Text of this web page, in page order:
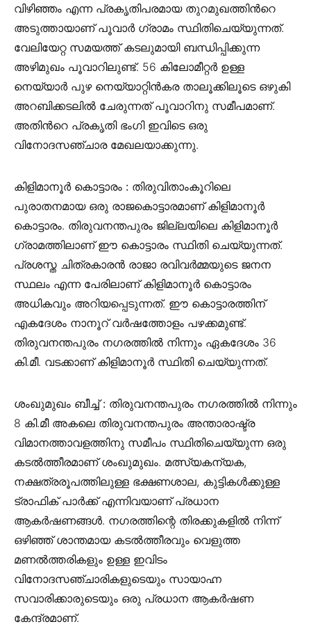
വിഴിഞ്ഞം എന്ന പ്രകൃതിപരമായ തുറമുഖത്തിൻറെ
അടുത്തായാണ്‌ പൂവാർ ഗ്രാമം സ്ഥിതിചെയ്യുന്നത്.
വേലിയേറ്റ സമയത്ത് കടലുമായി ബന്ധിപ്പിക്കുന്ന
അഴിമുഖം പൂവാറിലുണ്ട്. 56 കിലോമീറ്റർ ഉള്ള
നെയ്യാർ പുഴ നെയ്യാറ്റിൻകര താലൂക്കിലൂടെ ഒഴുകി
അറബിക്കടലിൽ ചേരുന്നത് പൂവാറിനു സമീപമാണ്.
അതിൻറെ പ്രകൃതി ഭംഗി ഇവിടെ ഒരു
വിനോദസഞ്ചാര മേഖലയാക്കുന്നു.
കിളിമാനൂർ കൊട്ടാരം : തിരുവിതാംകൂറിലെ
പുരാതനമായ ഒരു രാജകൊട്ടാരമാണ് കിളിമാനൂർ
കൊട്ടാരം. തിരുവനന്തപുരം ജില്ലയിലെ കിളിമാനൂർ
ഗ്രാമത്തിലാണ് ഈ കൊട്ടാരം സ്ഥിതി ചെയ്യുന്നത്.
പ്രശസ്ത ചിത്രകാരൻ രാജാ രവിവർമ്മയുടെ ജനന
സ്ഥലം എന്ന പേരിലാണ് കിളിമാനൂർ കൊട്ടാരം
അധികവും അറിയപ്പെടുന്നത്. ഈ കൊട്ടാരത്തിന്
എകദേശം നാനൂറ് വർഷത്തോളം പഴക്കമുണ്ട്.
തിരുവനന്തപുരം നഗരത്തിൽ നിന്നും ഏകദേശം 36
കി.മീ. വടക്കാണ്‌ കിളിമാനൂർ സ്ഥിതി ചെയ്യുന്നത്.
ശംഖുമുഖം ബീച്ച് : തിരുവനന്തപുരം നഗരത്തിൽ നിന്നും
8 കി.മീ അകലെ തിരുവനന്തപുരം അന്താരാഷ്ട്ര
വിമാനത്താവളത്തിനു സമീപം സ്ഥിതിചെയ്യുന്ന ഒരു
കടൽത്തീരമാണ് ശംഖുമുഖം. മത്സ്യകന്യക,
നക്ഷത്രരൂപത്തിലുള്ള ഭക്ഷണശാല, കുട്ടികൾക്കുള്ള
ട്രാഫിക് പാർക്ക് എന്നിവയാണ് പ്രധാന
ആകർഷണങ്ങൾ. നഗരത്തിന്റെ തിരക്കുകളിൽ നിന്ന്
ഒഴിഞ്ഞ് ശാന്തമായ കടൽത്തീരവും വെളുത്ത
മണൽത്തരികളും ഉള്ള ഇവിടം
വിനോദസഞ്ചാരികളുടെയും സാ‍യാഹ്ന
സവാരിക്കാരുടെയും ഒരു പ്രധാന ആകർഷണ
കേന്ദ്രമാണ്.